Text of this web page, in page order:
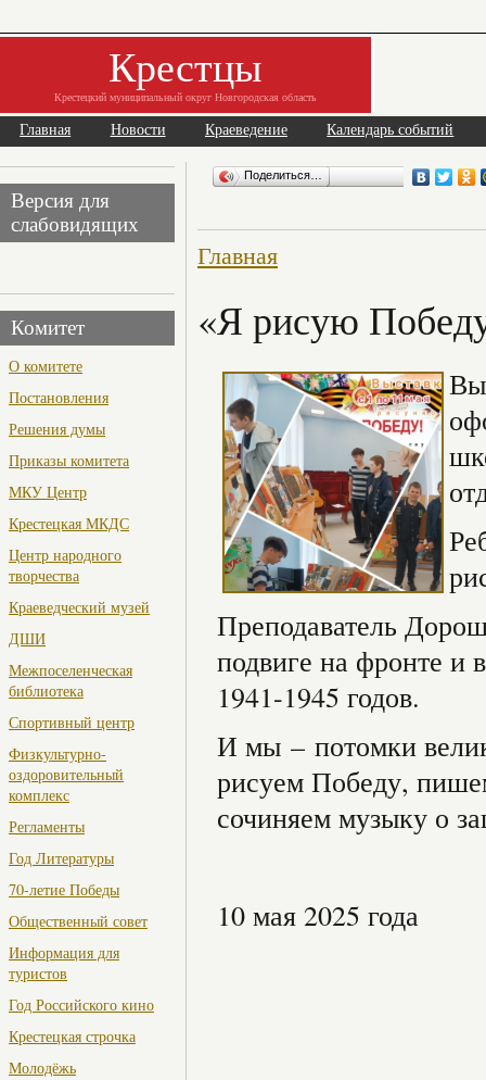
Крестцы
Крестецкий муниципальный округ Новгородская область
Главная Новости Краеведение Календарь событий
Версия для
слабовидящих
Комитет
О комитете
Постановления
Решения думы
Приказы комитета
МКУ Центр
Крестецкая МКДС
Центр народного
творчества
Краеведческий музей
ДШИ
Межпоселенческая
библиотека
Спортивный центр
Физкультурно-
оздоровительный
комплекс
Регламенты
Год Литературы
70-летие Победы
Общественный совет
Информация для
туристов
Год Российского кино
Крестецкая строчка
Молодёжь
Поделиться…
Главная
«Я рисую
Преподаватель
подвиге на фронте и
1941-1945 годов.
И мы – потомки
рисуем Победу,
сочиняем музыку о
10 мая 2025 года